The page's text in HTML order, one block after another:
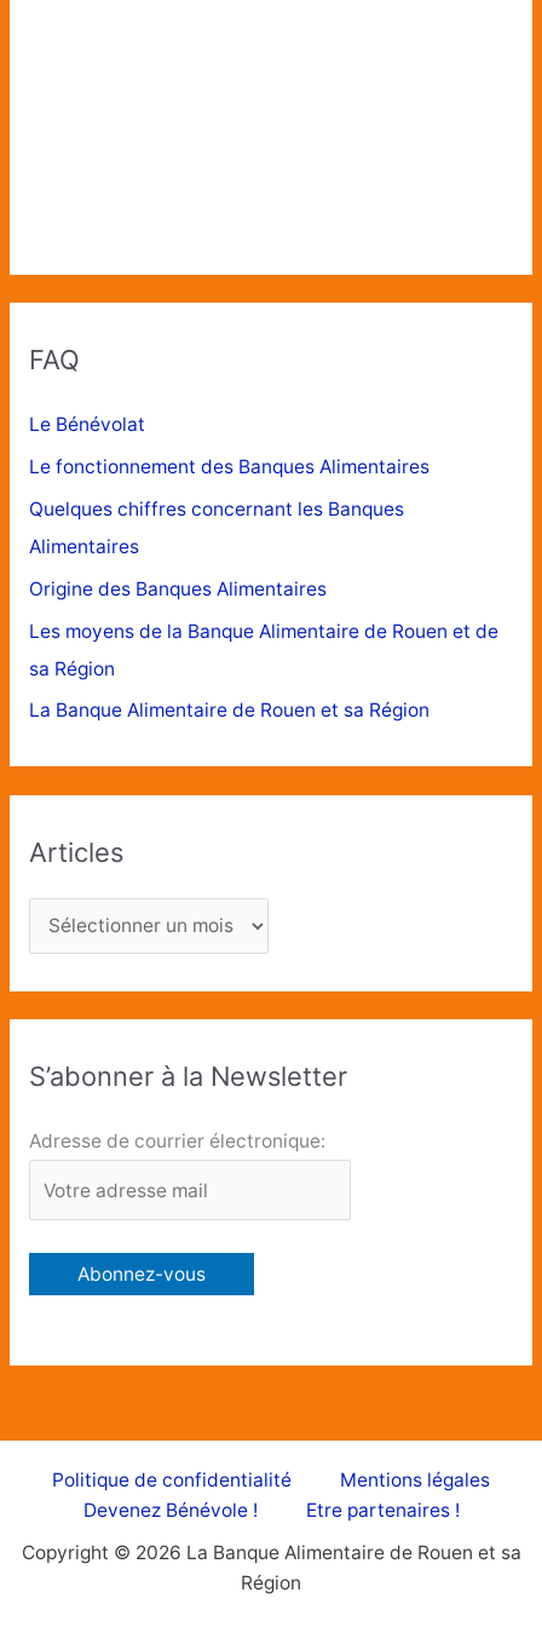
FAQ
Le Bénévolat
Le fonctionnement des Banques Alimentaires
Quelques chiffres concernant les Banques
Alimentaires
Origine des Banques Alimentaires
Les moyens de la Banque Alimentaire de Rouen et de
sa Région
La Banque Alimentaire de Rouen et sa Région
Articles
S’abonner à la Newsletter
Adresse de courrier électronique:
Politique de confidentialité
Mentions légales
Devenez Bénévole !
Etre partenaires !
Copyright © 2026 La Banque Alimentaire de Rouen et sa
Région